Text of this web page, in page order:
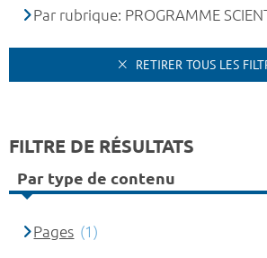
Par rubrique: PROGRAMME
RETIRER TOUS LES
FILTRE DE RÉSULTATS
Par type de contenu
Pages (1)